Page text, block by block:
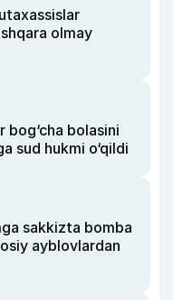
olmay
bog‘cha bolasini
sud hukmi o‘qildi
sakkizta bomba
ayblovlardan